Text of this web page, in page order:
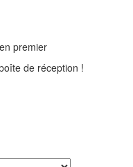
premier
de réception !